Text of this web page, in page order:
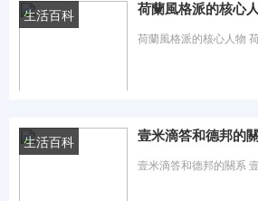
生活百科
荷蘭風格派的核心人物
生活百科
壹米滴答和德邦的關系